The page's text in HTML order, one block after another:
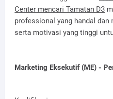
Center mencari Tamatan D3
professional yang handal
serta motivasi yang tinggi
Marketing Eksekutif (ME) -